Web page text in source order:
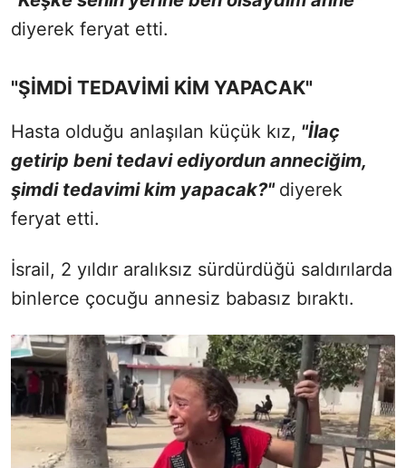
diyerek feryat etti.
"ŞİMDİ TEDAVİMİ KİM YAPACAK"
Hasta olduğu anlaşılan küçük kız, "İlaç
getirip beni tedavi ediyordun anneciğim,
şimdi tedavimi kim yapacak?" diyerek
feryat etti.
İsrail, 2 yıldır aralıksız sürdürdüğü saldırılarda
binlerce çocuğu annesiz babasız bıraktı.